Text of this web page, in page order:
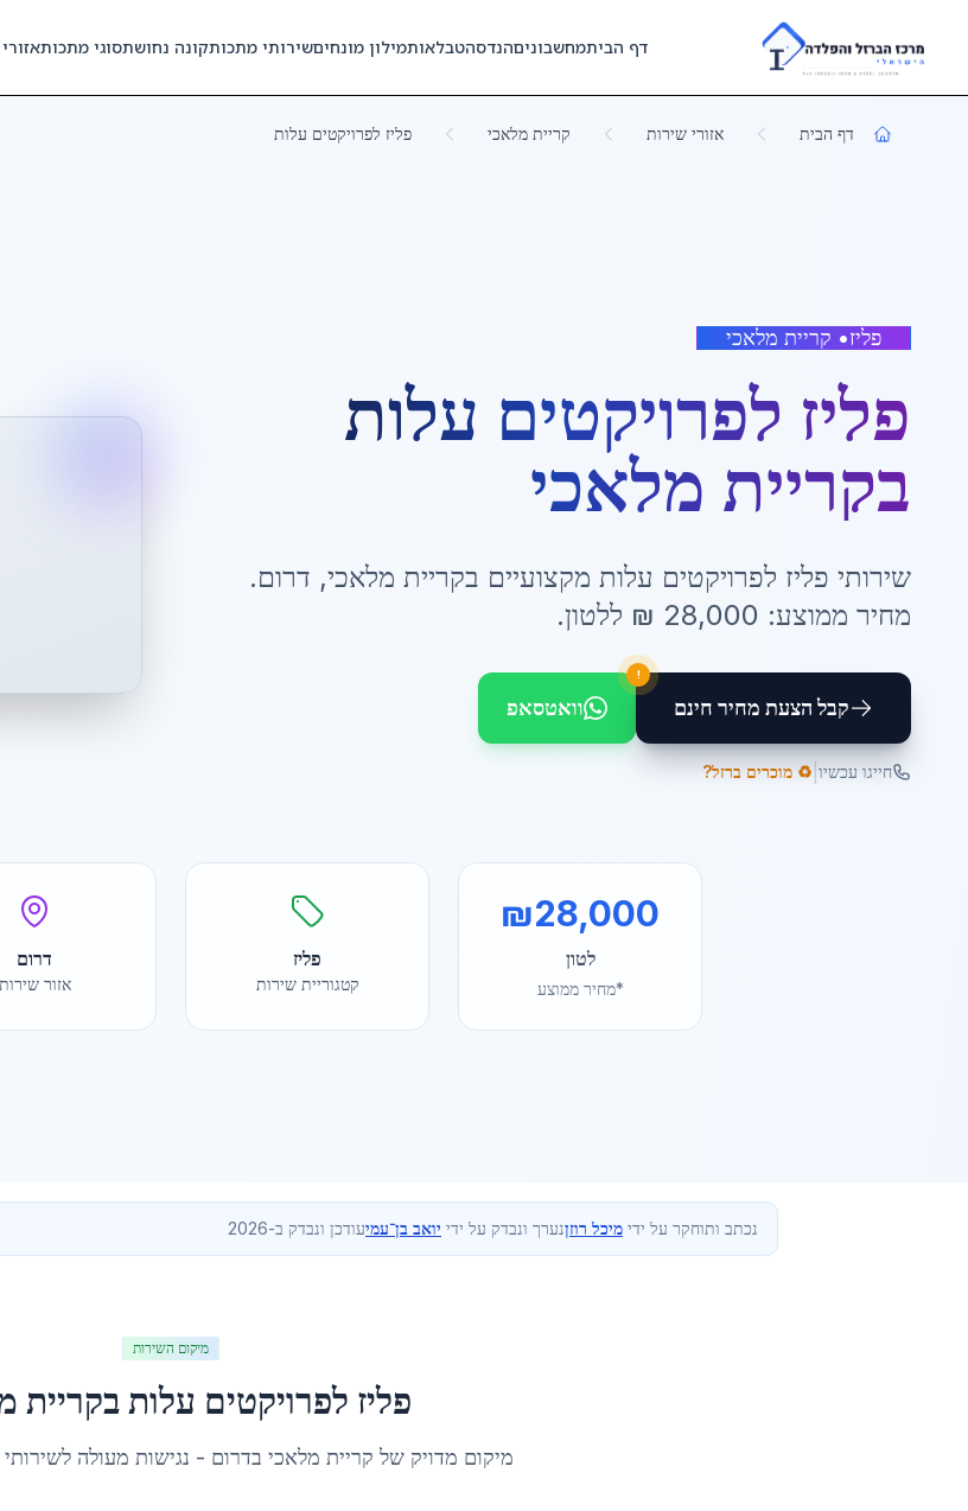
Skip to main content
דף הביתמחשבוניםהנדסהטבלאותמילון מונחיםשירותי מתכותקונה נחושתסוגי מתכות
דף הבית אזורי שירות קריית מלאכי פליז לפרויקטים עלות
פליז• קריית מלאכי
פליז לפרויקטים עלות
בקריית מלאכי
שירותי פליז לפרויקטים עלות מקצועיים בקריית מלאכי, דרום.
מחיר ממוצע: 28,000 ₪ ללטון.
קבל הצעת מחיר חינם
!
וואטסאפ
חייגו עכשיו ♻️ מוכרים ברזל?
₪28,000
לטון
*מחיר ממוצע
פליז
קטגוריית שירות
דרום
אזור שירות
נכתב ותוחקר על ידי מיכל רוזןנערך ונבדק על ידי יואב בן־עמיעודכן ונבדק ב-2026
מיקום השירות
פליז לפרויקטים עלות בקריית
מיקום מדויק של קריית מלאכי בדרום - נגישות מעולה לשירותי